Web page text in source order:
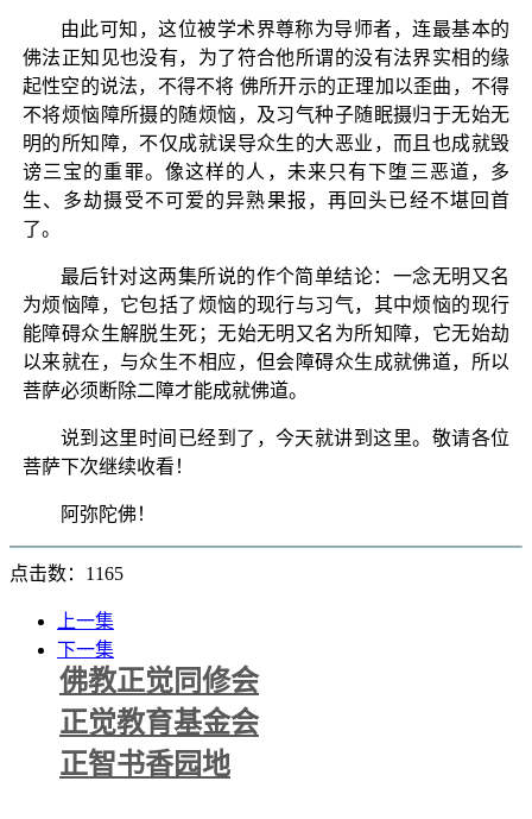
由此可知，这位被学术界尊称为导师者，连最基本的
佛法正知见也没有，为了符合他所谓的没有法界实相的缘
起性空的说法，不得不将 佛所开示的正理加以歪曲，不得
不将烦恼障所摄的随烦恼，及习气种子随眠摄归于无始无
明的所知障，不仅成就误导众生的大恶业，而且也成就毁
谤三宝的重罪。像这样的人，未来只有下堕三恶道，多
生、多劫摄受不可爱的异熟果报，再回头已经不堪回首
了。
最后针对这两集所说的作个简单结论：一念无明又名
为烦恼障，它包括了烦恼的现行与习气，其中烦恼的现行
能障碍众生解脱生死；无始无明又名为所知障，它无始劫
以来就在，与众生不相应，但会障碍众生成就佛道，所以
菩萨必须断除二障才能成就佛道。
说到这里时间已经到了，今天就讲到这里。敬请各位
菩萨下次继续收看！
阿弥陀佛！
点击数：1165
上一集
下一集
佛教正觉同修会
正觉教育基金会
正智书香园地